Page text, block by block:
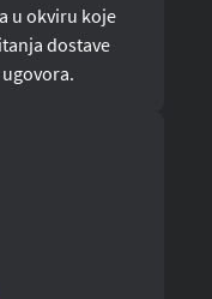
u okviru koje
dostave